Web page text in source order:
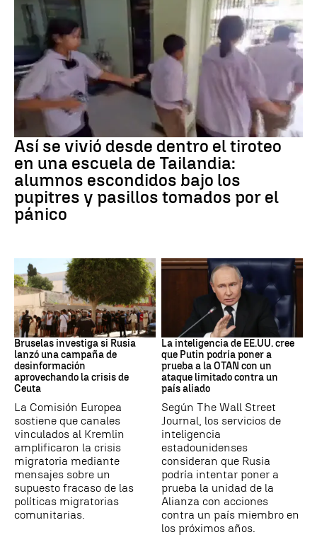
Así se vivió desde dentro el tiroteo
en una escuela de Tailandia:
alumnos escondidos bajo los
pupitres y pasillos tomados por el
pánico
Desinformación rusa
Bruselas investiga si Rusia
lanzó una campaña de
desinformación
aprovechando la crisis de
Ceuta
La Comisión Europea
sostiene que canales
vinculados al Kremlin
amplificaron la crisis
migratoria mediante
mensajes sobre un
supuesto fracaso de las
políticas migratorias
comunitarias.
OTAN
La inteligencia de EE.UU. cree
que Putin podría poner a
prueba a la OTAN con un
ataque limitado contra un
país aliado
Según The Wall Street
Journal, los servicios de
inteligencia
estadounidenses
consideran que Rusia
podría intentar poner a
prueba la unidad de la
Alianza con acciones
contra un país miembro en
los próximos años.